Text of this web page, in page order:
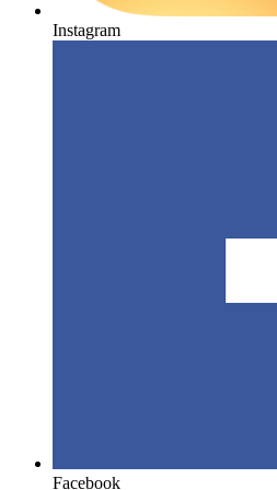
Instagram
Facebook